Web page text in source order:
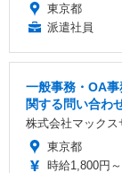
東京都
派遣社員
一般事務・OA
関する問い合わ
株式会社マックス
東京都
時給1,800円